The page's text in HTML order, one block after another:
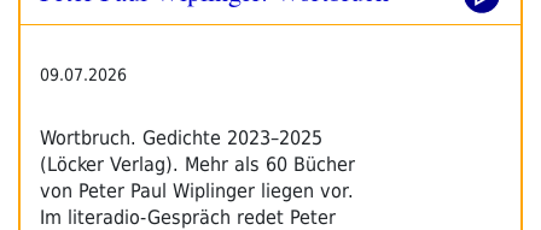
09.07.2026
Wortbruch. Gedichte 2023–2025
(Löcker Verlag). Mehr als 60 Bücher
von Peter Paul Wiplinger liegen vor.
Im literadio-Gespräch redet Peter